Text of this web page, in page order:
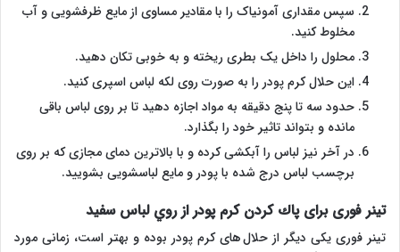
سپس مقداری آمونیاک را با مقادیر مساوی از مایع ظرفشویی و آب
مخلوط کنید.
محلول را داخل یک بطری ریخته و به خوبی تکان دهید.
این حلال کرم پودر را به صورت روی لکه لباس اسپری کنید.
حدود سه تا پنج دقیقه به مواد اجازه دهید تا بر روی لباس باقی
مانده و بتواند تاثیر خود را بگذارد.
در آخر نیز لباس را آبکشی کرده و با بالاترین دمای مجازی که بر روی
برچسب لباس درج شده با پودر و مایع لباسشویی بشویید.
تینر فوری برای پاك كردن كرم پودر از روي لباس سفید
تینر فوری یکی دیگر از حلال های کرم پودر بوده و بهتر است، زمانی مورد